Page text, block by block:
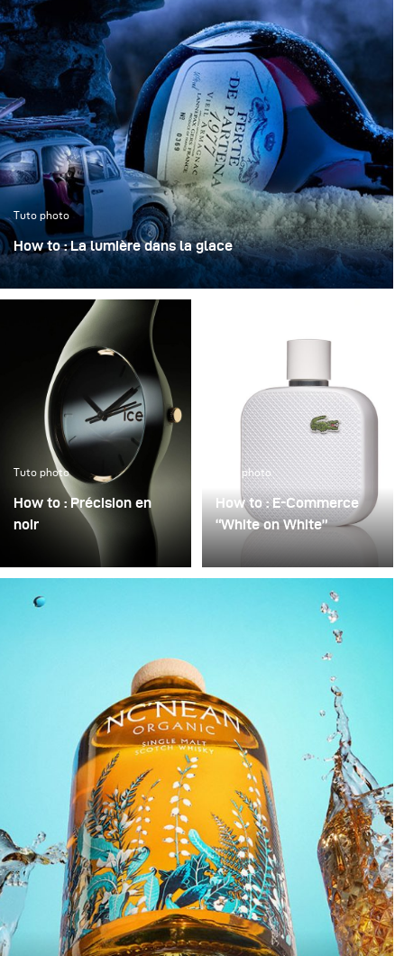
Tuto photo
How to : La lumière dans la glace
« La lumière dans la glace » transforme une bouteille
iconique en un objet sculptural, figé dans une
atmosphère claire et cristalline.
Tuto photo
How to : Précision en
noir
Précision en noir
consiste à transformer
un objet technique en
flotter dans l’obscurité.
considéré comme un
simple arrière-plan vide,
mais comme un espace
actif dans lequel la
lumière devient un
élément structurel.
Tuto photo
How to : E-Commerce
“White on White”
d’image en photographie
e-commerce est
souvent justifiée par la
pression du temps :
peu de temps. On se
contente alors de «
rendre l’image plus
claire » – mais on peut
rarement parler d’un
éclairage maîtrisé et
intentionnel. Pourtant, il
ne faut ni beaucoup
d’équipement
supplémentaire ni
nettement plus de
temps pour améliorer
sensiblement la qualité